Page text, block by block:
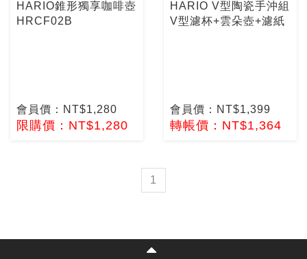
HARIO錐形獨享咖啡壺
HRCF02B
會員價：NT$1,280
限購價：NT$1,280
HARIO V型陶瓷手沖組
V型濾杯+雲朵壺+濾紙
會員價：NT$1,399
轉帳價：NT$1,364
1